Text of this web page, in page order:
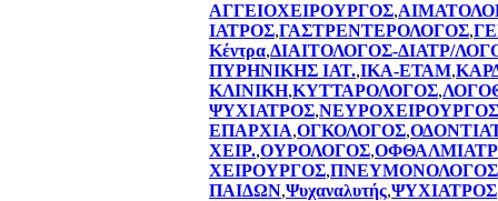
ΑΓΓΕΙΟΧΕΙΡΟΥΡΓΟΣ,
ΙΑΤΡΟΣ,ΓΑΣΤΡΕΝΤΕΡΟΛΟΓΟΣ,
Κέντρα,ΔΙΑΙΤΟΛΟΓΟΣ-ΔΙΑΤΡ/
ΠΥΡΗΝΙΚΗΣ ΙΑΤ.,ΙΚΑ-ΕΤΑΜ,
ΚΛΙΝΙΚΗ,ΚΥΤΤΑΡΟΛΟΓΟΣ,
ΨΥΧΙΑΤΡΟΣ,ΝΕΥΡΟΧΕΙΡΟΥΡΓΟΣ
ΕΠΑΡΧΙΑ,ΟΓΚΟΛΟΓΟΣ,
ΧΕΙΡ.,ΟΥΡΟΛΟΓΟΣ,
ΧΕΙΡΟΥΡΓΟΣ,ΠΝΕΥΜΟΝΟΛΟΓΟΣ
ΠΑΙΔΩΝ,Ψυχαναλυτής,ΨΥΧΙΑΤΡΟΣ